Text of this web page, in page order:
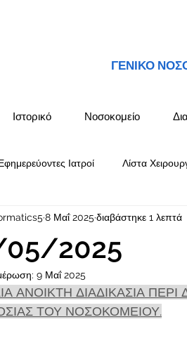
ΓΕΝΙΚΟ
Ιστορικό Νοσοκομείο
Ιατροί Λίστα
2025
8 Μαΐ 2025 διαβάστηκε 1 λεπτά
9 Μαΐ 2025
ΑΝΟΙΚΤΗ ΔΙΑΔΙΚΑΣΙΑ
ΤΟΥ ΝΟΣΟΚΟΜΕΙΟΥ.